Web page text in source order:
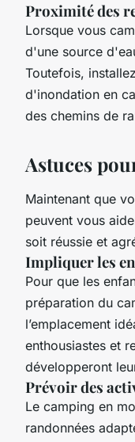
Proximité des
Lorsque vous
d'une source
Toutefois,
d'inondation en
des chemins de
Astuces
Maintenant que
peuvent vous
soit réussie et
Impliquer les
Pour que les
préparation du
l’emplacement
enthousiastes et
développeront
Prévoir des
Le camping en
randonnées